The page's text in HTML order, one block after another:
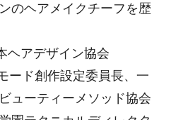
のヘアメイクチーフを歴
ヘアデザイン協会
ード創作設定委員長、一
ューティーメソッド協会